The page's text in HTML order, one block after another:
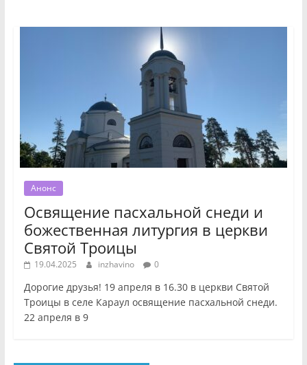
Анонс
Освящение пасхальной снеди и
божественная литургия в церкви
Святой Троицы
19.04.2025 inzhavino 0
Дорогие друзья! 19 апреля в 16.30 в церкви Святой
Троицы в селе Караул освящение пасхальной снеди.
22 апреля в 9